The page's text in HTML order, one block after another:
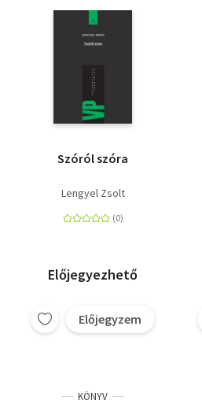
Szóról szóra
Lengyel Zsolt
Előjegyezhető
Előjegyzem
KÖNYV